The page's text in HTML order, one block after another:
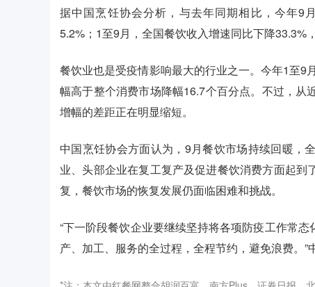
据中国烹饪协会分析，与去年同期相比，今年9
5.2%；1至9月，全国餐饮收入增速同比下降33.3%
餐饮业也是受疫情影响最大的行业之一。今年1至
幅高于整个消费市场降幅16.7个百分点。不过，
增幅的差距正在明显缩短。
中国烹饪协会方面认为，9月餐饮市场持续回暖，
业、头部企业在复工复产及促进餐饮消费方面起
复，餐饮市场的恢复发展仍面临困难和挑战。
“下一阶段餐饮企业要继续坚持将各项防疫工作常
产、加工、服务的全过程，全程节约，避免浪费。”